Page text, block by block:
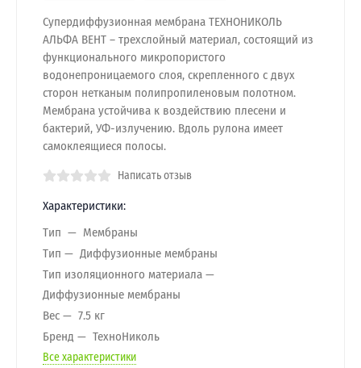
Супердиффузионная мембрана ТЕХНОНИКОЛЬ
АЛЬФА ВЕНТ – трехслойный материал, состоящий из
функционального микропористого
водонепроницаемого слоя, скрепленного с двух
сторон нетканым полипропиленовым полотном.
Мембрана устойчива к воздействию плесени и
бактерий, УФ-излучению. Вдоль рулона имеет
самоклеящиеся полосы.
Написать отзыв
Характеристики:
Тип
Мембраны
Тип
Диффузионные мембраны
Тип изоляционного материала
Диффузионные мембраны
Вес
7.5 кг
Бренд
ТехноНиколь
Все характеристики